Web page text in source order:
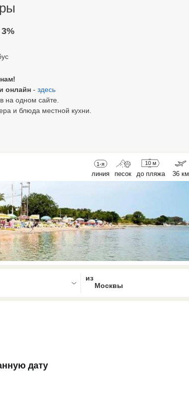
онлайн - здесь
на одном сайте.
и блюда местной кухни.
1-я
линия песок
10 м
до пляжа 36 км
Select is focused , press Down to open the menu,
дату